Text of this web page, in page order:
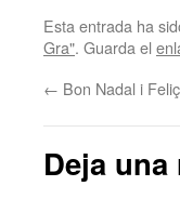
Esta entrada ha
Gra". Guarda el
← Bon Nadal i
Deja